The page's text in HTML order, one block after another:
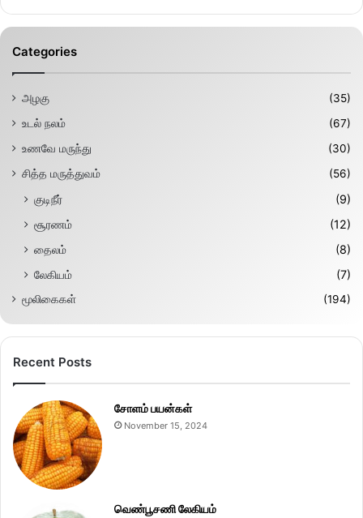
Categories
அழகு
(35)
உடல் நலம்
(67)
உணவே மருந்து
(30)
சித்த மருத்துவம்
(56)
குடிநீர்
(9)
சூரணம்
(12)
தைலம்
(8)
லேகியம்
(7)
மூலிகைகள் (194)
Recent Posts
சோளம் பயன்கள்
November 15, 2024
வெண்பூசணி லேகியம்